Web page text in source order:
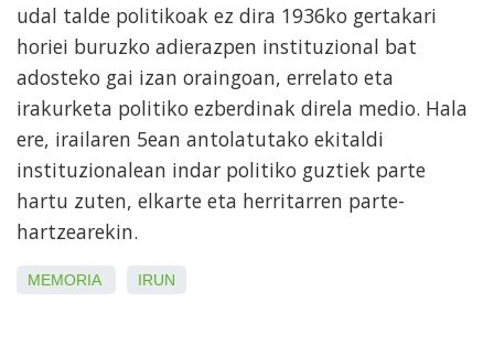
udal talde politikoak ez dira 1936ko gertakari
horiei buruzko adierazpen instituzional bat
adosteko gai izan oraingoan, errelato eta
irakurketa politiko ezberdinak direla medio. Hala
ere, irailaren 5ean antolatutako ekitaldi
instituzionalean indar politiko guztiek parte
hartu zuten, elkarte eta herritarren parte-
hartzearekin.
MEMORIA IRUN